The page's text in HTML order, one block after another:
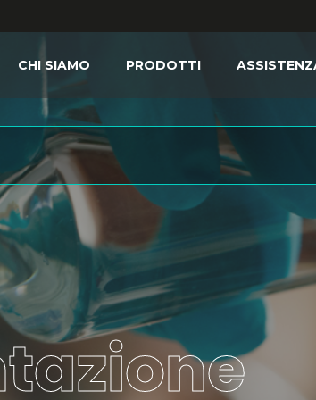
CHI SIAMO PRODOTTI